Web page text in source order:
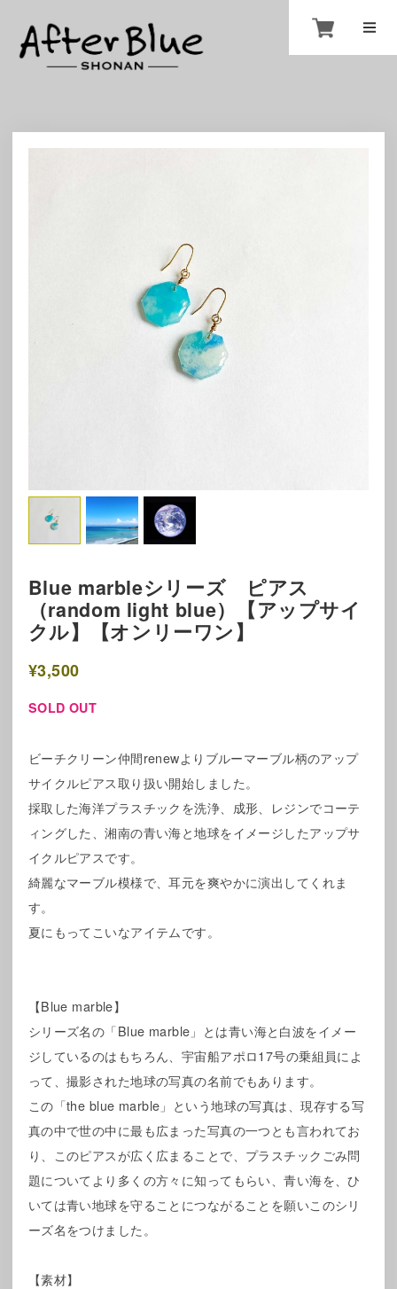
Blue marbleシリーズ ピアス
（random light blue）【アップサイ
クル】【オンリーワン】
¥3,500
SOLD OUT
ビーチクリーン仲間renewよりブルーマーブル柄のアップ
サイクルピアス取り扱い開始しました。
採取した海洋プラスチックを洗浄、成形、レジンでコーテ
ィングした、湘南の青い海と地球をイメージしたアップサ
イクルピアスです。
綺麗なマーブル模様で、耳元を爽やかに演出してくれま
す。
夏にもってこいなアイテムです。
【Blue marble】
シリーズ名の「Blue marble」とは青い海と白波をイメー
ジしているのはもちろん、宇宙船アポロ17号の乗組員によ
って、撮影された地球の写真の名前でもあります。
この「the blue marble」という地球の写真は、現存する写
真の中で世の中に最も広まった写真の一つとも言われてお
り、このピアスが広く広まることで、プラスチックごみ問
題についてより多くの方々に知ってもらい、青い海を、ひ
いては青い地球を守ることにつながることを願いこのシリ
ーズ名をつけました。
【素材】